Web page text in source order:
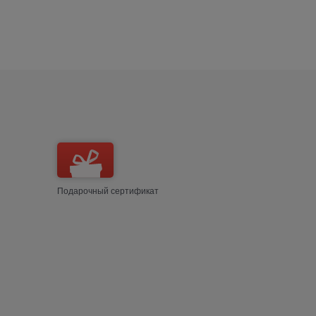
Подарочный сертификат